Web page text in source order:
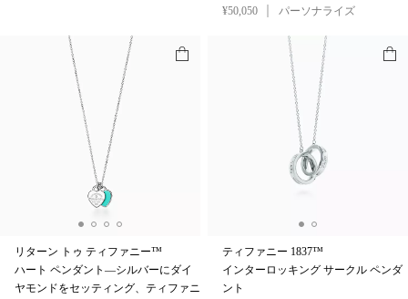
¥50,050
パーソナライズ
リターン トゥ ティファニー™
ハート ペンダント—シルバーにダイ
ヤモンドをセッティング、ティファニ
ティファニー 1837™
インターロッキング サークル ペンダ
ント